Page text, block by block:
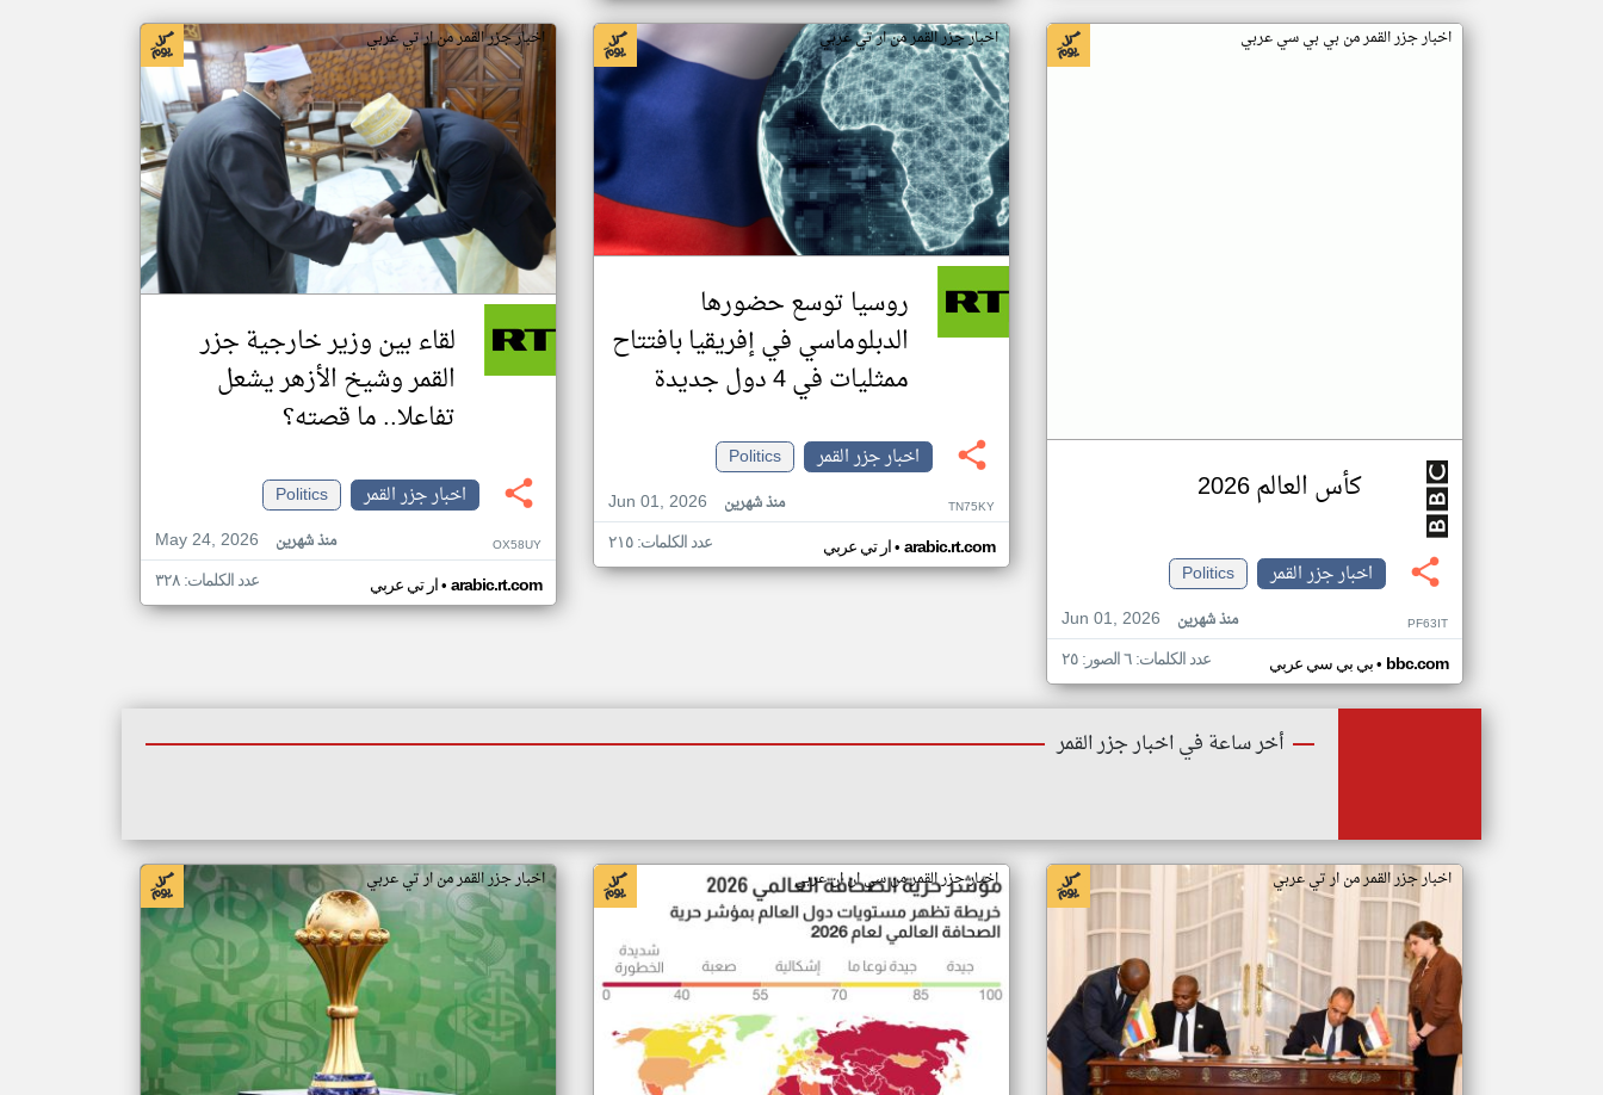
اخبار جزر القمر من بي بي سي عربي
كأس العالم 2026
اخبار جزر القمر
Politics
Jun 01, 2026
منذ شهرين PF63IT
بي بي سي عربي• bbc.com عدد الكلمات: ٦ الصور: ٢٥
اخبار جزر القمر من ار تي عربي
روسيا توسع حضورها
الدبلوماسي في إفريقيا بافتتاح
ممثليات في 4 دول جديدة
اخبار جزر القمر
Politics
Jun 01, 2026
منذ شهرين TN75KY
ار تي عربي• arabic.rt.com عدد الكلمات: ٢١٥
اخبار جزر القمر من ار تي عربي
لقاء بين وزير خارجية جزر
القمر وشيخ الأزهر يشعل
تفاعلا.. ما قصته؟
اخبار جزر القمر
Politics
May 24, 2026
منذ شهرين OX58UY
ار تي عربي• arabic.rt.com عدد الكلمات: ٣٢٨
أخر ساعة في اخبار جزر القمر
اخبار جزر القمر من ار تي عربي اخبار جزر القمر من سي ان ان عربي اخبار جزر القمر من ار تي عربي